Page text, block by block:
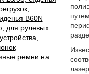
B60N
для рулевых
ремни на